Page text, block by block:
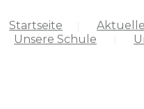
Startseite
Unsere Schule